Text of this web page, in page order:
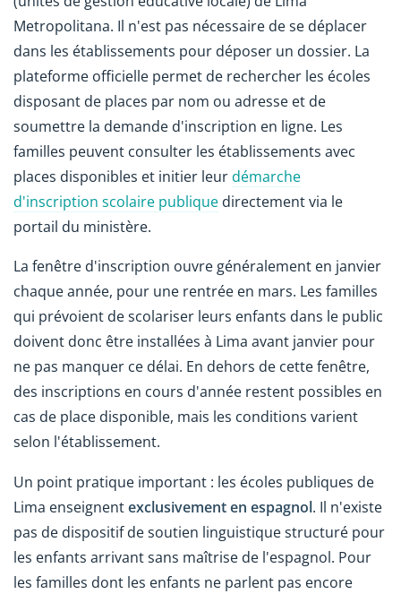
Metropolitana. Il n'est pas nécessaire de se déplacer
dans les établissements pour déposer un dossier. La
plateforme officielle permet de rechercher les écoles
disposant de places par nom ou adresse et de
soumettre la demande d'inscription en ligne. Les
familles peuvent consulter les établissements avec
places disponibles et initier leurdémarche
d'inscription scolaire publique directement via le
portail du ministère.
La fenêtre d'inscription ouvre généralement en janvier
chaque année, pour une rentrée en mars. Les familles
qui prévoient de scolariser leurs enfants dans le public
doivent donc être installées à Lima avant janvier pour
ne pas manquer ce délai. En dehors de cette fenêtre,
des inscriptions en cours d'année restent possibles en
cas de place disponible, mais les conditions varient
selon l'établissement.
Un point pratique important : les écoles publiques de
Lima enseignentexclusivement en espagnol. Il n'existe
pas de dispositif de soutien linguistique structuré pour
les enfants arrivant sans maîtrise de l'espagnol. Pour
les familles dont les enfants ne parlent pas encore